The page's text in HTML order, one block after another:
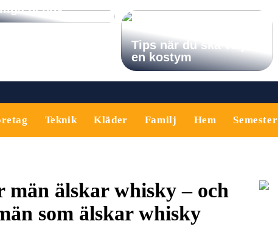
behov
Tips när du ska välja
en kostym
Teknik Kläder Familj Hem Semester
älskar whisky – och
som älskar whisky